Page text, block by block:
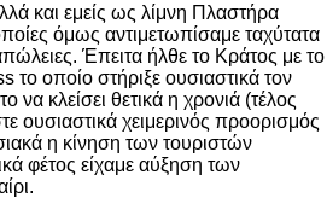
και εμείς ως λίμνη Πλαστήρα
όμως αντιμετωπίσαμε ταχύτατα
Έπειτα ήλθε το Κράτος με το
οποίο στήριξε ουσιαστικά τον
να κλείσει θετικά η χρονιά (τέλος
ουσιαστικά χειμερινός προορισμός
η κίνηση των τουριστών
φέτος είχαμε αύξηση των